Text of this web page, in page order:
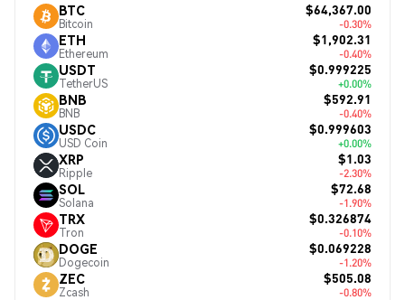
BTC
Bitcoin
$64,367.00
-0.30%
ETH
Ethereum
$1,902.31
-0.40%
USDT
TetherUS
$0.999225
+0.00%
BNB
BNB
$592.91
-0.40%
USDC
USD Coin
$0.999603
+0.00%
XRP
Ripple
$1.03
-2.30%
SOL
Solana
$72.68
-1.90%
TRX
Tron
$0.326874
-0.10%
DOGE
Dogecoin
$0.069228
-1.20%
ZEC
Zcash
$505.08
-0.80%